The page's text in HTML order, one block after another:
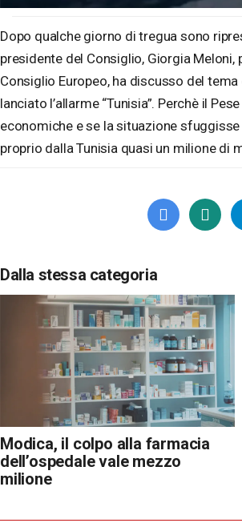
Dopo qualche giorno di tregua sono
presidente del Consiglio, Giorgia Meloni,
Consiglio Europeo, ha discusso del
lanciato l’allarme “Tunisia”. Perchè il
economiche e se la situazione
proprio dalla Tunisia quasi un milione di
Dalla stessa categoria
Modica, il colpo alla farmacia
dell’ospedale vale mezzo
milione